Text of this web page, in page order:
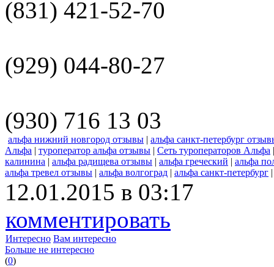
(831) 421-52-70
(929) 044-80-27
(930) 716 13 03
альфа нижний новгород отзывы | альфа санкт-петербург
Альфа | туроператор альфа отзывы | Сеть туроператоров Альфа
калинина | альфа радищева отзывы | альфа греческий | альфа
альфа тревел отзывы | альфа волгоград | альфа санкт-петербург
12.01.2015 в 03:17
комментировать
Интересно Вам интересно
Больше не интересно
(0)